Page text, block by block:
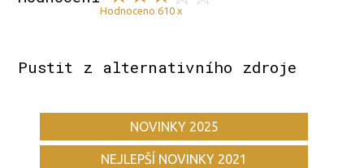
Hodnoceno 610 x
Pustit z alternativního zdroje
NOVINKY 2025
NEJLEPŠÍ NOVINKY 2021